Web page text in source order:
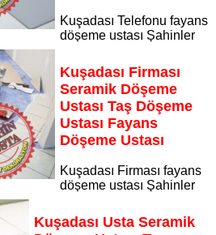
Kuşadası Telefonu fayans
döşeme ustası Şahinler
sanat eseri gibi işleyen
Telefonu bölgesine özel hizmet
Kuşadası Firması
Seramik Döşeme
Ustası Taş Döşeme
Ustası Fayans
Döşeme Ustası
Kuşadası Firması fayans
döşeme ustası Şahinler
sanat eseri gibi işleyen
Firması bölgesine özel hizmet
Kuşadası Usta Seramik